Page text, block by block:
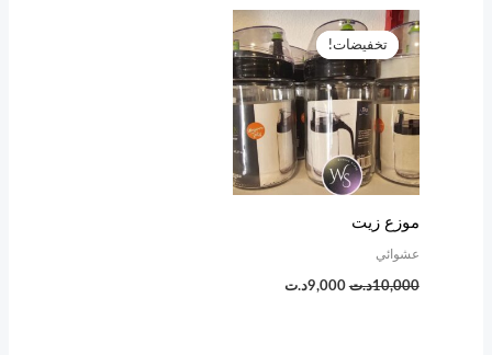
تخفيضات!
تخفيضات!
موزع زيت
عشوائي
10,000د.ت
السعر
الأصلي
هو:
10,000د.ت.
9,000د.ت
السعر
الحالي
هو:
9,000د.ت.